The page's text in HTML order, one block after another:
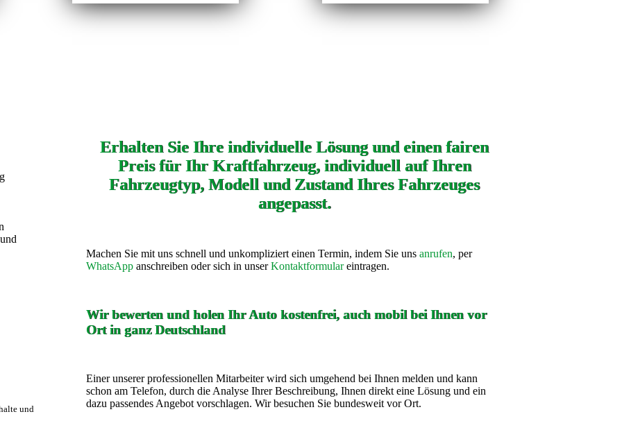
und
Erhalten Sie Ihre individuelle Lösung und einen fairen
Preis für Ihr Kraftfahrzeug, individuell auf Ihren
Fahrzeugtyp, Modell und Zustand Ihres Fahrzeuges
angepasst.
Machen Sie mit uns schnell und unkompliziert einen Termin, indem Sie uns anrufen, per
WhatsApp anschreiben oder sich in unserKontaktformulareintragen.
Wir bewerten und holen Ihr Auto kostenfrei, auch mobil bei Ihnen vor
Ort in ganz Deutschland
Einer unserer professionellen Mitarbeiter wird sich umgehend bei Ihnen melden und kann
schon am Telefon, durch die Analyse Ihrer Beschreibung, Ihnen direkt eine Lösung und ein
dazu passendes Angebot vorschlagen. Wir besuchen Sie bundesweit vor Ort.